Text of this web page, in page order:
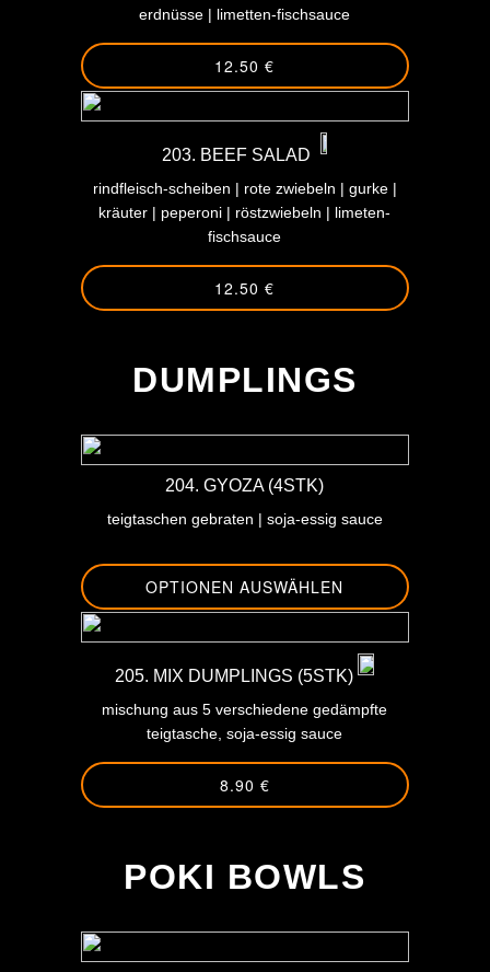
erdnüsse | limetten-fischsauce
12.50 €
203. BEEF SALAD
rindfleisch-scheiben | rote zwiebeln | gurke |
kräuter | peperoni | röstzwiebeln | limeten-
fischsauce
12.50 €
DUMPLINGS
204. GYOZA (4STK)
teigtaschen gebraten | soja-essig sauce
OPTIONEN AUSWÄHLEN
205. MIX DUMPLINGS (5STK)
mischung aus 5 verschiedene gedämpfte
teigtasche, soja-essig sauce
8.90 €
POKI BOWLS